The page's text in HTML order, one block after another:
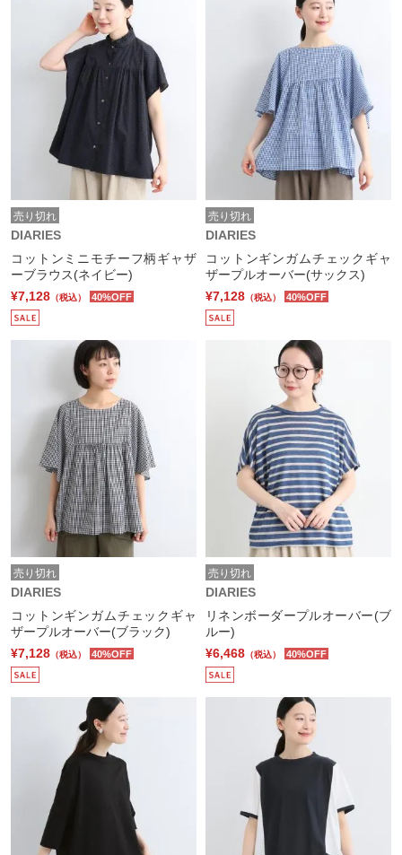
売り切れ
DIARIES
コットンミニモチーフ柄ギャザ
ーブラウス(ネイビー)
¥7,128 （税込） 40%OFF
売り切れ
DIARIES
コットンギンガムチェックギャ
ザープルオーバー(サックス)
¥7,128 （税込） 40%OFF
売り切れ
DIARIES
コットンギンガムチェックギャ
ザープルオーバー(ブラック)
¥7,128 （税込） 40%OFF
売り切れ
DIARIES
リネンボーダープルオーバー(ブ
ルー)
¥6,468 （税込） 40%OFF